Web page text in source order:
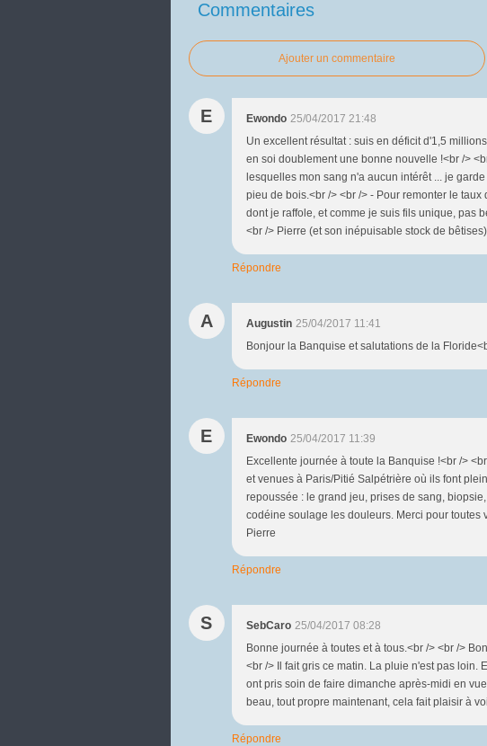
Commentaires
Ajouter un commentaire
E Ewondo 25/04/2017 21:48
Un excellent résultat : suis en déficit d'1,5
en soi doublement une bonne nouvelle !<br />
lesquelles mon sang n'a aucun intérêt ... je
pieu de bois.<br /> <br /> - Pour remonter le
dont je raffole, et comme je suis fils unique, pas
<br /> Pierre (et son inépuisable stock de bêtises).
Répondre
A Augustin 25/04/2017 11:41
Bonjour la Banquise et salutations de la
Répondre
E Ewondo 25/04/2017 11:39
Excellente journée à toute la Banquise !<br />
et venues à Paris/Pitié Salpétrière où ils font
repoussée : le grand jeu, prises de sang,
codéine soulage les douleurs. Merci pour toutes
Pierre
Répondre
S SebCaro 25/04/2017 08:28
Bonne journée à toutes et à tous.<br /> <br />
<br /> Il fait gris ce matin. La pluie n'est pas loin.
ont pris soin de faire dimanche après-midi en
beau, tout propre maintenant, cela fait plaisir à
Répondre